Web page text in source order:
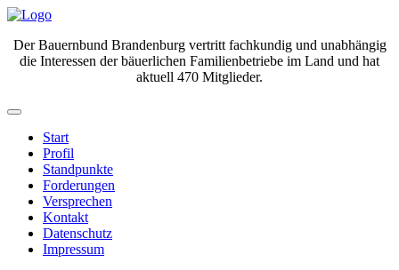
Der Bauernbund Brandenburg vertritt fachkundig und unabhängig
die Interessen der bäuerlichen Familienbetriebe im Land und hat
aktuell 470 Mitglieder.
Start
Profil
Standpunkte
Forderungen
Versprechen
Kontakt
Datenschutz
Impressum